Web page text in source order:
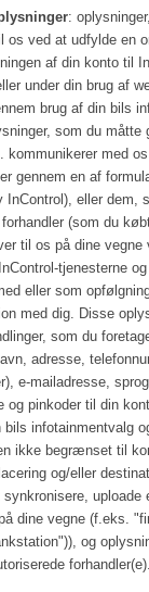
:
os ved at udfylde en
af din konto til
under din brug af
brug af din bils
som du måtte
kommunikerer med
gennem en af
InControl), eller dem,
(som du
til os på dine
tjenesterne
eller som
med dig. Disse
som du
adresse,
e-mailadresse,
og pinkoder til din
bils infotainmentvalg
ikke begrænset til
og/eller
uploade
dine vegne (f.eks.
og
forhandler(e).